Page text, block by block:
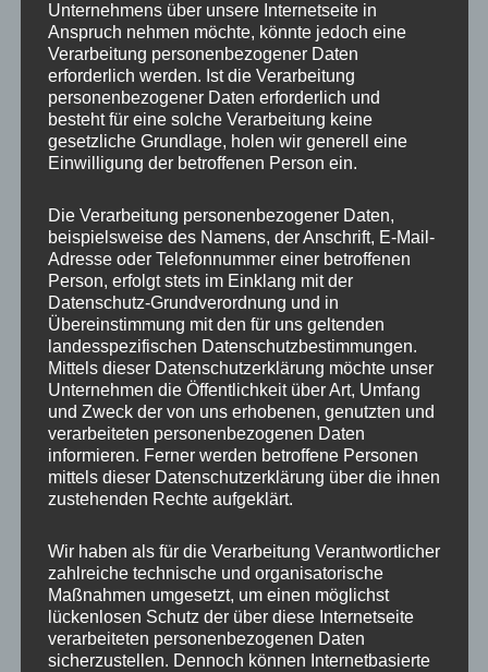
MP Mario Porten
Beratung
Training
Coaching
Impulsvorträge
NEWS ABONNIEREN?
Your email:
Unternehmens über unsere Internetseite in
Anspruch nehmen möchte, könnte jedoch eine
Verarbeitung personenbezogener Daten
erforderlich werden. Ist die Verarbeitung
personenbezogener Daten erforderlich und
besteht für eine solche Verarbeitung keine
gesetzliche Grundlage, holen wir generell eine
Einwilligung der betroffenen Person ein.
Die Verarbeitung personenbezogener Daten,
beispielsweise des Namens, der Anschrift, E-Mail-
Adresse oder Telefonnummer einer betroffenen
Person, erfolgt stets im Einklang mit der
Datenschutz-Grundverordnung und in
Übereinstimmung mit den für uns geltenden
landesspezifischen Datenschutzbestimmungen.
Mittels dieser Datenschutzerklärung möchte unser
Unternehmen die Öffentlichkeit über Art, Umfang
und Zweck der von uns erhobenen, genutzten und
verarbeiteten personenbezogenen Daten
informieren. Ferner werden betroffene Personen
mittels dieser Datenschutzerklärung über die ihnen
zustehenden Rechte aufgeklärt.
Wir haben als für die Verarbeitung Verantwortlicher
zahlreiche technische und organisatorische
Maßnahmen umgesetzt, um einen möglichst
lückenlosen Schutz der über diese Internetseite
verarbeiteten personenbezogenen Daten
sicherzustellen. Dennoch können Internetbasierte